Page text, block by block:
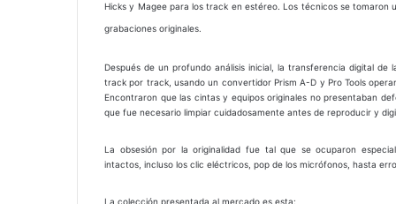
Hicks y Magee para los track en estéreo. Los técnicos se
grabaciones originales.
Después de un profundo análisis inicial, la transferencia digital de
track por track, usando un convertidor Prism A-D y Pro Tools
Encontraron que las cintas y equipos originales no presentaban
que fue necesario limpiar cuidadosamente antes de reproducir y
La obsesión por la originalidad fue tal que se ocuparon
intactos, incluso los clic eléctricos, pop de los micrófonos, hasta
La colección presentada al mercado es esta: